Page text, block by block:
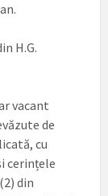
H.G.
vacant
de
cu
cerințele
din